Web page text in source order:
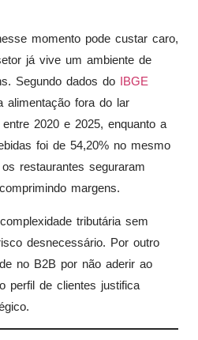
momento pode custar caro,
já vive um ambiente de
Segundo dados do IBGE
alimentação fora do lar
2020 e 2025, enquanto a
foi de 54,20% no mesmo
restaurantes seguraram
margens.
tributária sem
desnecessário. Por outro
no B2B por não aderir ao
perfil de clientes justifica